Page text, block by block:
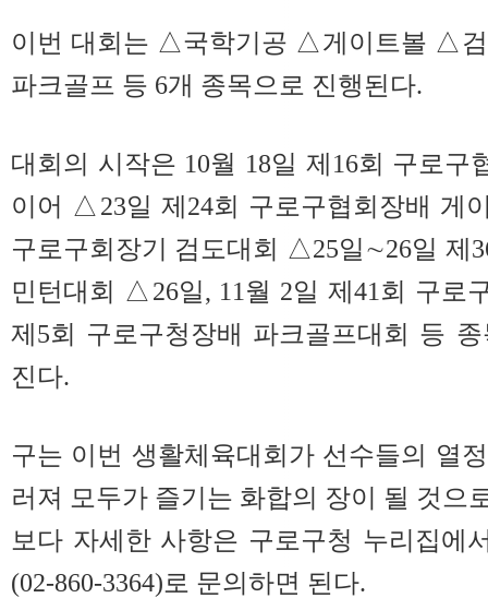
이번 대회는 △국학기공 △게이트볼 △
파크골프 등 6개 종목으로 진행된다.
대회의 시작은 10월 18일 제16회 구로구
이어 △23일 제24회 구로구협회장배 게
구로구회장기 검도대회 △25일∼26일 제
민턴대회 △26일, 11월 2일 제41회 구로
제5회 구로구청장배 파크골프대회 등
진다.
구는 이번 생활체육대회가 선수들의 열
러져 모두가 즐기는 화합의 장이 될 것으
보다 자세한 사항은 구로구청 누리집에
(02-860-3364)로 문의하면 된다.